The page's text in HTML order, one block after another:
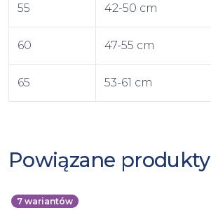
55 42-50 cm
60 47-55 cm
65 53-61 cm
Powiązane produkty
7 wariantów